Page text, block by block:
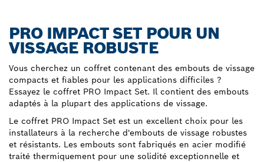
PRO IMPACT SET POUR UN
VISSAGE ROBUSTE
Vous cherchez un coffret contenant des embouts de vissage
compacts et fiables pour les applications difficiles ?
Essayez le coffret PRO Impact Set. Il contient des embouts
adaptés à la plupart des applications de vissage.
Le coffret PRO Impact Set est un excellent choix pour les
installateurs à la recherche d'embouts de vissage robustes
et résistants. Les embouts sont fabriqués en acier modifié
traité thermiquement pour une solidité exceptionnelle et